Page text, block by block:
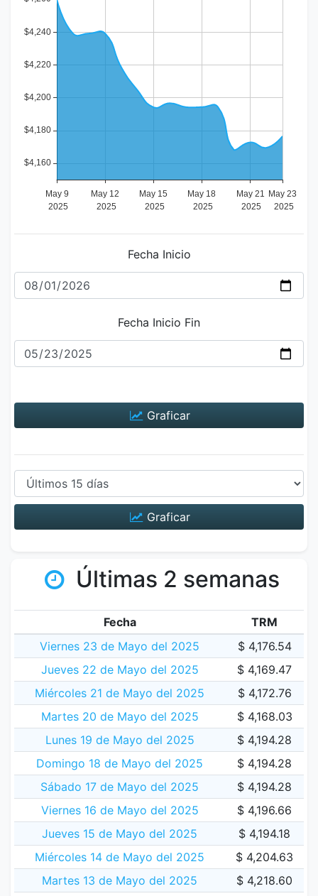
Fecha Inicio
Fecha Inicio Fin
Graficar
Graficar
Últimas 2 semanas
Fecha
TRM
Viernes 23 de Mayo del 2025
$ 4,176.54
Jueves 22 de Mayo del 2025
$ 4,169.47
Miércoles 21 de Mayo del 2025
$ 4,172.76
Martes 20 de Mayo del 2025
$ 4,168.03
Lunes 19 de Mayo del 2025
$ 4,194.28
Domingo 18 de Mayo del 2025
$ 4,194.28
Sábado 17 de Mayo del 2025
$ 4,194.28
Viernes 16 de Mayo del 2025
$ 4,196.66
Jueves 15 de Mayo del 2025
$ 4,194.18
Miércoles 14 de Mayo del 2025
$ 4,204.63
Martes 13 de Mayo del 2025
$ 4,218.60